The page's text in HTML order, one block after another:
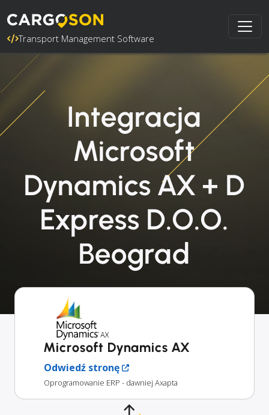
Transport Management Software
Integracja
Microsoft
Dynamics AX + D
Express D.O.O.
Beograd
Microsoft Dynamics AX
Odwiedź stronę
Oprogramowanie ERP - dawniej Axapta